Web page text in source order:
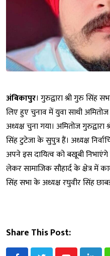
अंबिकापुर। गुरुद्वारा श्री गुरु सिंह
लिए हुए चुनाव में युवा साथी अमितोज
अध्यक्ष चुना गया। अमितोज
सिंह टुटेजा के सुपुत्र हैं। अध्यक्ष
अपने इस दायित्व को बखूबी
लेकर सामाजिक सौहार्द के क्षेत्र में
सिंह सभा के अध्यक्ष रघुवीर सिंह
Share This Post: